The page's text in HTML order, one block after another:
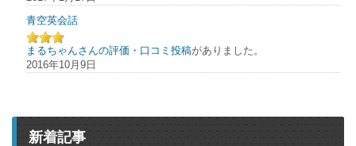
青空英会話
まるちゃんさんの評価・口コミ投稿がありました。
2016年10月9日
新着記事